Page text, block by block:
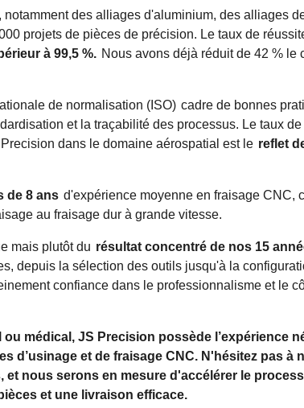
des alliages d'aluminium, des alliages
projets de pièces de précision. Le taux de
à 99,5 %. Nous avons déjà réduit de 42 % le
de normalisation (ISO) cadre de bonnes
et la traçabilité des processus. Le taux de
dans le domaine aérospatial est le reflet
de 8 ans d'expérience moyenne en fraisage CNC,
au fraisage dur à grande vitesse.
mais plutôt du résultat concentré de nos 15
depuis la sélection des outils jusqu'à la
confiance dans le professionnalisme et le
médical, JS Precision possède l’expérience
d’usinage et de fraisage CNC. N'hésitez pas à
nous serons en mesure d'accélérer le
et une livraison efficace.